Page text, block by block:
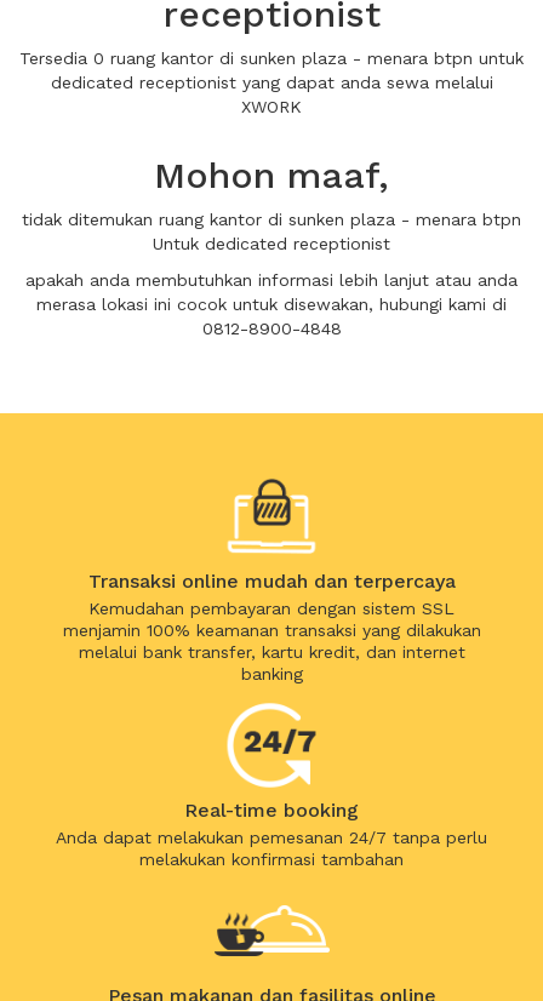
receptionist
Tersedia 0 ruang kantor di sunken plaza - menara btpn untuk
dedicated receptionist yang dapat anda sewa melalui
XWORK
Mohon maaf,
tidak ditemukan ruang kantor di sunken plaza - menara btpn
Untuk dedicated receptionist
apakah anda membutuhkan informasi lebih lanjut atau anda
merasa lokasi ini cocok untuk disewakan, hubungi kami di
0812-8900-4848
Transaksi online mudah dan terpercaya
Kemudahan pembayaran dengan sistem SSL
menjamin 100% keamanan transaksi yang dilakukan
melalui bank transfer, kartu kredit, dan internet
banking
Real-time booking
Anda dapat melakukan pemesanan 24/7 tanpa perlu
melakukan konfirmasi tambahan
Pesan makanan dan fasilitas online